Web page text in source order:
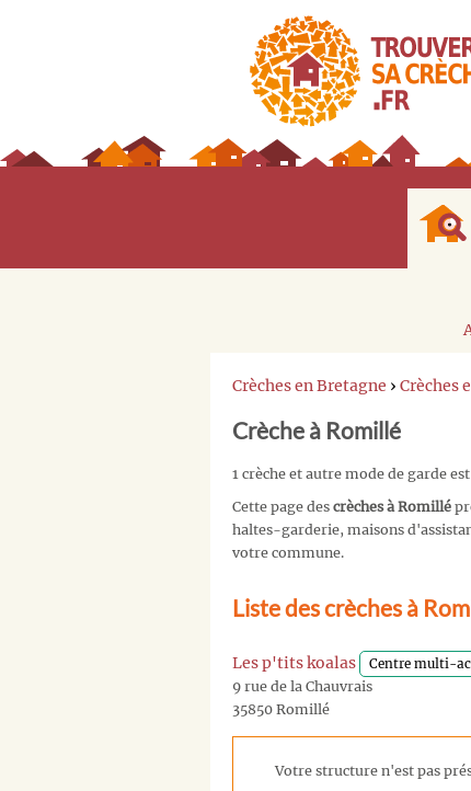
Crèches en Bretagne › Crèches
Crèche à Romillé
1 crèche et autre mode de garde
Cette page des crèches à Romillé
haltes-garderie, maisons
votre commune.
Liste des crèches à
Les p'tits koalas Centre multi-
9 rue de la Chauvrais
35850 Romillé
Votre structure n'est pas